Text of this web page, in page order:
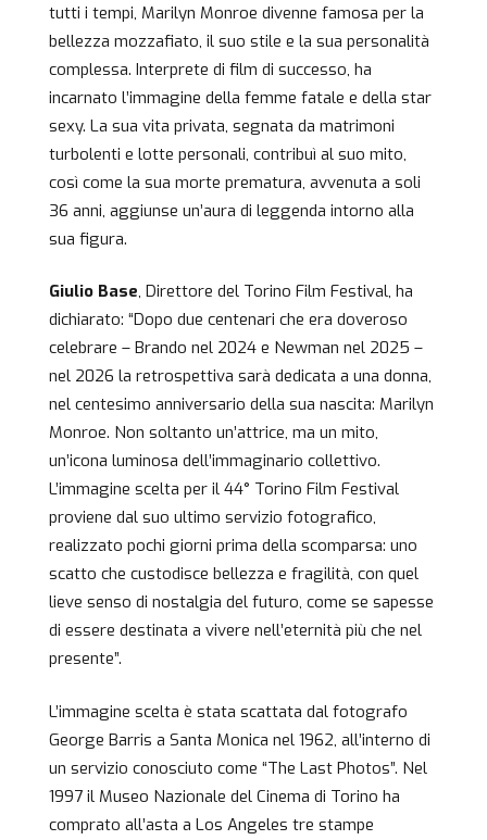
tutti i tempi, Marilyn Monroe divenne famosa per la
bellezza mozzafiato, il suo stile e la sua personalità
complessa. Interprete di film di successo, ha
incarnato l’immagine della femme fatale e della star
sexy. La sua vita privata, segnata da matrimoni
turbolenti e lotte personali, contribuì al suo mito,
così come la sua morte prematura, avvenuta a soli
36 anni, aggiunse un’aura di leggenda intorno alla
sua figura.
Giulio Base, Direttore del Torino Film Festival, ha
dichiarato: “Dopo due centenari che era doveroso
celebrare – Brando nel 2024 e Newman nel 2025 –
nel 2026 la retrospettiva sarà dedicata a una donna,
nel centesimo anniversario della sua nascita: Marilyn
Monroe. Non soltanto un’attrice, ma un mito,
un’icona luminosa dell’immaginario collettivo.
L’immagine scelta per il 44° Torino Film Festival
proviene dal suo ultimo servizio fotografico,
realizzato pochi giorni prima della scomparsa: uno
scatto che custodisce bellezza e fragilità, con quel
lieve senso di nostalgia del futuro, come se sapesse
di essere destinata a vivere nell’eternità più che nel
presente”.
L’immagine scelta è stata scattata dal fotografo
George Barris a Santa Monica nel 1962, all’interno di
un servizio conosciuto come “The Last Photos”. Nel
1997 il Museo Nazionale del Cinema di Torino ha
comprato all’asta a Los Angeles tre stampe